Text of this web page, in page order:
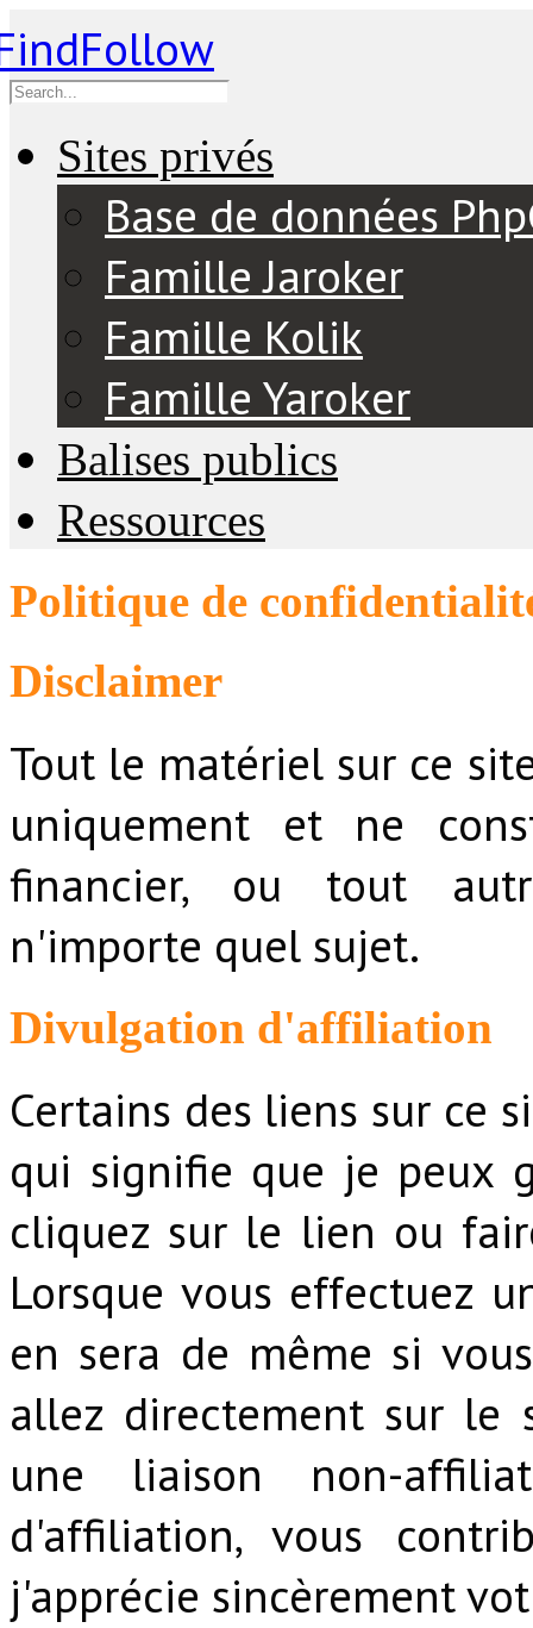
Sites privés
Base de données
Famille Jaroker
Famille Kolik
Famille Yaroker
Balises publics
Ressources
Politique de
Disclaimer
Tout le matériel sur ce
uniquement et ne
financier, ou tout
n'importe quel sujet.
Divulgation d'affiliation
Certains des liens sur ce
qui signifie que je peux
cliquez sur le lien ou
Lorsque vous effectuez
en sera de même si
allez directement sur le
une liaison non-
d'affiliation, vous
j'apprécie sincèrement